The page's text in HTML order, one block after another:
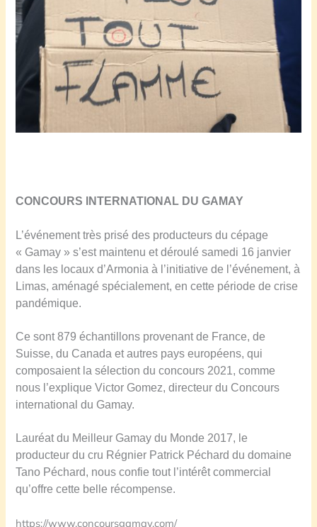
CONCOURS INTERNATIONAL DU GAMAY
L’événement très prisé des producteurs du cépage
« Gamay » s’est maintenu et déroulé samedi 16 janvier
dans les locaux d’Armonia à l’initiative de l’événement, à
Limas, aménagé spécialement, en cette période de crise
pandémique.
Ce sont 879 échantillons provenant de France, de
Suisse, du Canada et autres pays européens, qui
composaient la sélection du concours 2021, comme
nous l’explique Victor Gomez, directeur du Concours
international du Gamay.
Lauréat du Meilleur Gamay du Monde 2017, le
producteur du cru Régnier Patrick Péchard du domaine
Tano Péchard, nous confie tout l’intérêt commercial
qu’offre cette belle récompense.
https://www.concoursgamay.com/